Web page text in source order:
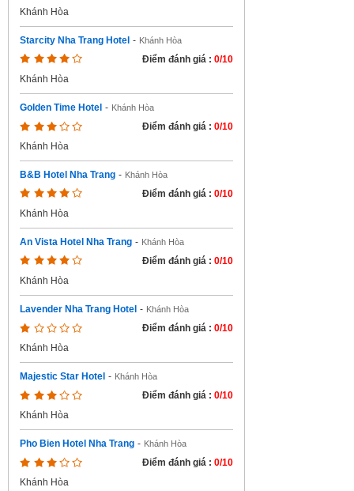
Khánh Hòa
Starcity Nha Trang Hotel - Khánh Hòa
Điểm đánh giá : 0/10
Khánh Hòa
Golden Time Hotel - Khánh Hòa
Điểm đánh giá : 0/10
Khánh Hòa
B&B Hotel Nha Trang - Khánh Hòa
Điểm đánh giá : 0/10
Khánh Hòa
An Vista Hotel Nha Trang - Khánh Hòa
Điểm đánh giá : 0/10
Khánh Hòa
Lavender Nha Trang Hotel - Khánh Hòa
Điểm đánh giá : 0/10
Khánh Hòa
Majestic Star Hotel - Khánh Hòa
Điểm đánh giá : 0/10
Khánh Hòa
Pho Bien Hotel Nha Trang - Khánh Hòa
Điểm đánh giá : 0/10
Khánh Hòa